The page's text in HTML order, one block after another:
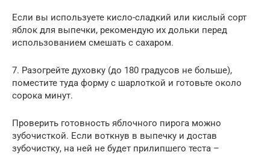
Если вы используете кисло-сладкий или кислый сорт
яблок для выпечки, рекомендую их дольки перед
использованием смешать с сахаром.
7. Разогрейте духовку (до 180 градусов не больше),
поместите туда форму с шарлоткой и готовьте около
сорока минут.
Проверить готовность яблочного пирога можно
зубочисткой. Если воткнув в выпечку и достав
зубочистку, на ней не будет прилипшего теста –